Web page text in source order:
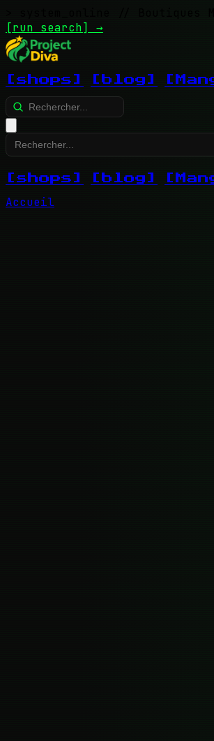
// Boutiques
[run search] →
[shops] [blog]
[shops] [blog]
Accueil